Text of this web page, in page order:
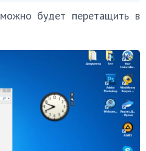
будет перетащить в